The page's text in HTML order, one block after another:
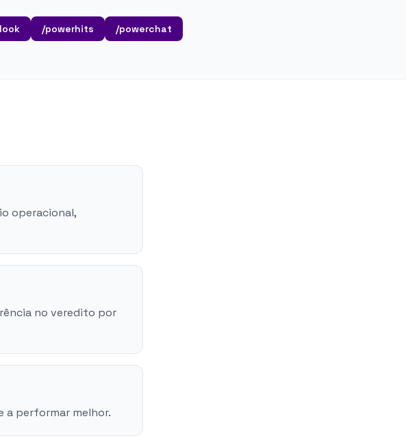
/powerhits /powerchat
operacional,
no veredito por
a performar melhor.